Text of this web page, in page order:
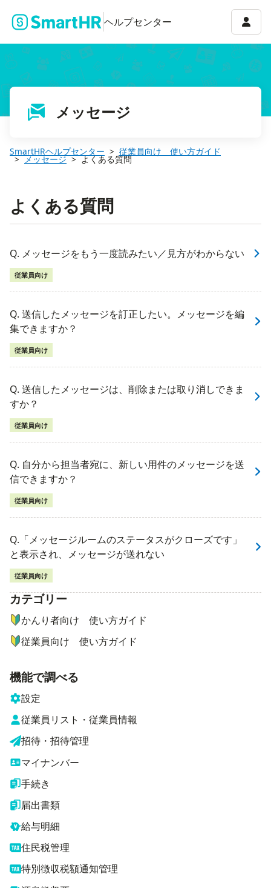
ヘルプセンター アカ
メッセージ
SmartHRヘルプセンター 従業員向け 使い方ガイド
メッセージ よくある質問
よくある質問
Q. メッセージをもう一度読みたい／見方がわからない
従業員向け
Q. 送信したメッセージを訂正したい。メッセージを編
集できますか？
従業員向け
Q. 送信したメッセージは、削除または取り消しできま
すか？
従業員向け
Q. 自分から担当者宛に、新しい用件のメッセージを送
信できますか？
従業員向け
Q.「メッセージルームのステータスがクローズです」
と表示され、メッセージが送れない
従業員向け
ナビゲーションメニュー
カテゴリー
かんり者向け 使い方ガイド
従業員向け 使い方ガイド
機能で調べる
設定
従業員リスト・従業員情報
招待・招待管理
マイナンバー
手続き
届出書類
給与明細
住民税管理
特別徴収税額通知管理